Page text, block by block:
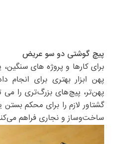
پیچ گوشتی دو سو عریض
برای کارها و پروژه های
پهن ابزار بهتری برای انجام
پهن‌تر، پیچ‌های بزرگ‌تری را می
گشتاور لازم را برای محکم بستن
ساخت‌وساز و نجاری فراهم